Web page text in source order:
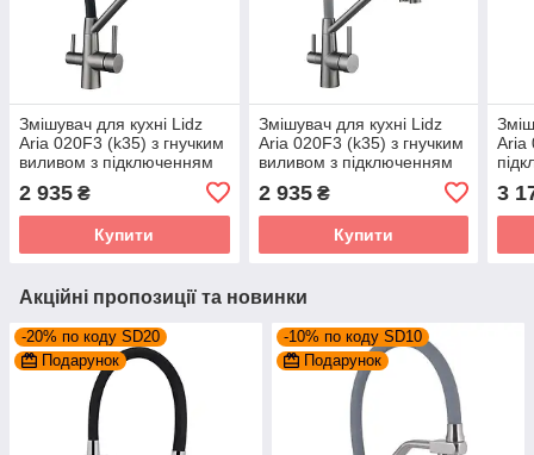
Змішувач для кухні Lidz
Aria 020F3 (k35) з гнучким
виливом з підключенням
LDARI020F3BGRP49568
Graphite/Black
2 935 ₴
Купити
Змішувач для кухні Lidz
Aria 020F3 (k35) з гнучким
виливом з підключенням
LDARI020F3GGRP49569
Graphite/Grey
2 935₴
Купити
Aria
3
Акційні пропозиції та новинки
-20% по коду SD20
Подарунок
-10% по коду SD10
Подарунок